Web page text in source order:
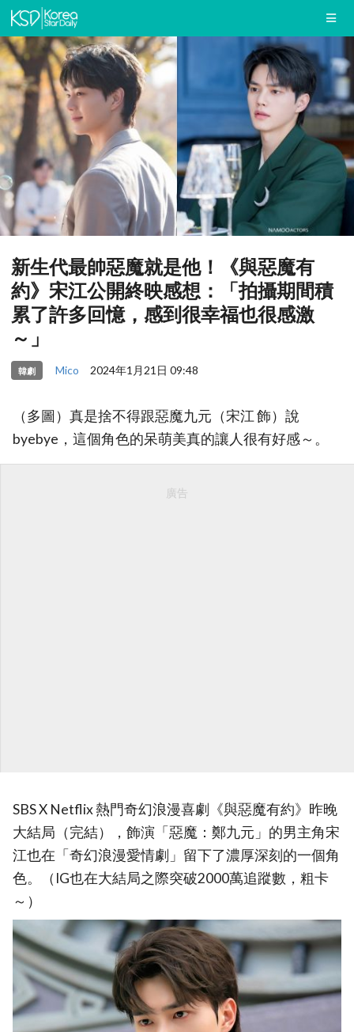
新生代最帥惡魔就是他！《與惡魔有
約》宋江公開終映感想：「拍攝期間積
累了許多回憶，感到很幸福也很感激
～」
韓劇 Mico 2024年1月21日 09:48
（多圖）真是捨不得跟惡魔九元（宋江 飾）說
byebye，這個角色的呆萌美真的讓人很有好感～。
廣告
SBS X Netflix 熱門奇幻浪漫喜劇《與惡魔有約》昨晚
大結局（完結），飾演「惡魔：鄭九元」的男主角宋
江也在「奇幻浪漫愛情劇」留下了濃厚深刻的一個角
色。（IG也在大結局之際突破2000萬追蹤數，粗卡
～）